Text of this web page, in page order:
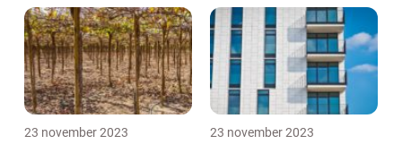
23 november 2023 23 november 2023